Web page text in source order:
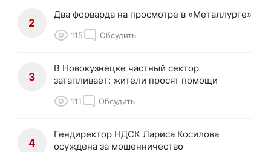
2
Два форварда на просмотре в «Металлурге»
115 Обсудить
3
В Новокузнецке частный сектор
затапливает: жители просят помощи
111 Обсудить
4
Гендиректор НДСК Лариса Косилова
осуждена за мошенничество